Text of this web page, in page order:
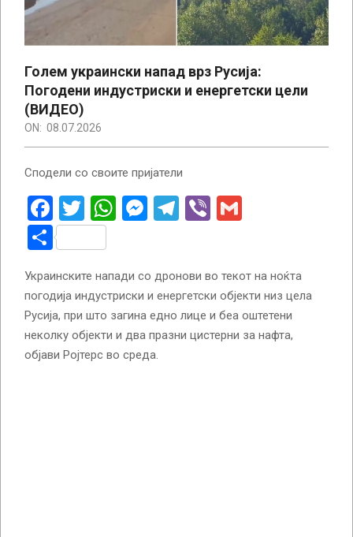
Голем украински напад врз Русија:
Погодени индустриски и енергетски цели
(ВИДЕО)
ON: 08.07.2026
Сподели со своите пријатели
Facebook
Twitter
WhatsApp
Messenger
Telegram
Viber
Share
Украинските напади со дронови во текот на ноќта
погодија индустриски и енергетски објекти низ цела
Русија, при што загина едно лице и беа оштетени
неколку објекти и два празни цистерни за нафта,
објави Ројтерс во среда.